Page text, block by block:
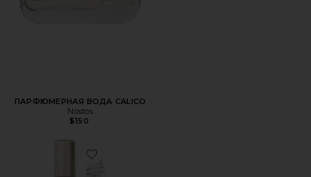
ПАРФЮМЕРНАЯ ВОДА CALICO
Nostos
$150
Favorite АРОМАТИЧЕСКОЕ МАСЛО PHASES